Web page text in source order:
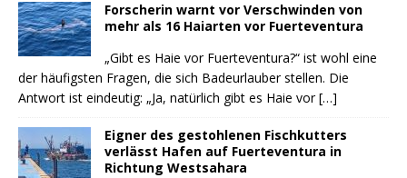
Forscherin warnt vor Verschwinden von
mehr als 16 Haiarten vor Fuerteventura
„Gibt es Haie vor Fuerteventura?“ ist wohl eine
der häufigsten Fragen, die sich Badeurlauber stellen. Die
Antwort ist eindeutig: „Ja, natürlich gibt es Haie vor[…]
Eigner des gestohlenen Fischkutters
verlässt Hafen auf Fuerteventura in
Richtung Westsahara